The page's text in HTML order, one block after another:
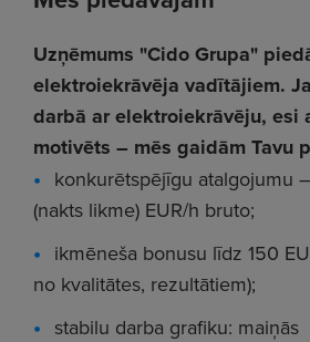
Uzņēmums "Cido Grupa"
elektroiekrāvēja vadītājiem.
darbā ar elektroiekrāvēju, esi
motivēts – mēs gaidām Tavu
konkurētspējīgu atalgojumu
(nakts likme) EUR/h bruto;
ikmēneša bonusu līdz 150
no kvalitātes, rezultātiem);
stabilu darba grafiku: